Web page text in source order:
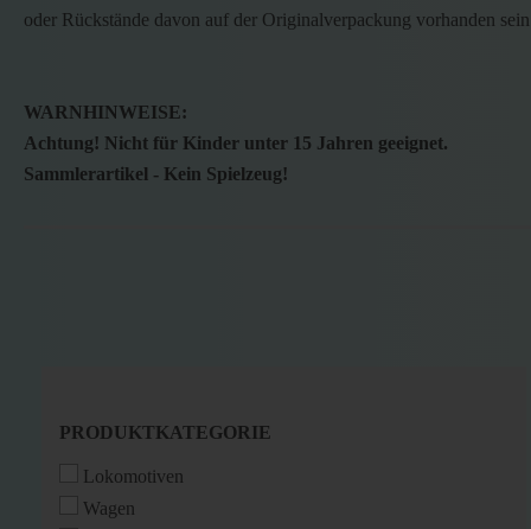
oder Rückstände davon auf der Originalverpackung vorhanden
WARNHINWEISE:
Achtung! Nicht für Kinder unter 15 Jahren geeignet.
Sammlerartikel - Kein Spielzeug!
PRODUKTKATEGORIE
PRODUKTKATEGORIE
Lokomotiven
Wagen